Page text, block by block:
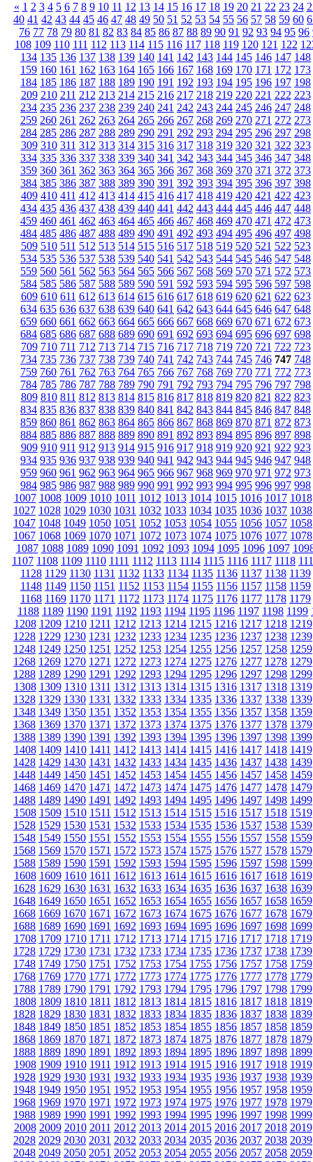
« 1 2 3 4 5 6 7 8 9 10 11 12 13 14 15 16 17 18 19 20 21 22 23 24
40 41 42 43 44 45 46 47 48 49 50 51 52 53 54 55 56 57 58 59 60
76 77 78 79 80 81 82 83 84 85 86 87 88 89 90 91 92 93 94 95 96
108 109 110 111 112 113 114 115 116 117 118 119 120 121 122
134 135 136 137 138 139 140 141 142 143 144 145 146 147 148
159 160 161 162 163 164 165 166 167 168 169 170 171 172 173
184 185 186 187 188 189 190 191 192 193 194 195 196 197 198
209 210 211 212 213 214 215 216 217 218 219 220 221 222 223
234 235 236 237 238 239 240 241 242 243 244 245 246 247 248
259 260 261 262 263 264 265 266 267 268 269 270 271 272 273
284 285 286 287 288 289 290 291 292 293 294 295 296 297 298
309 310 311 312 313 314 315 316 317 318 319 320 321 322 323
334 335 336 337 338 339 340 341 342 343 344 345 346 347 348
359 360 361 362 363 364 365 366 367 368 369 370 371 372 373
384 385 386 387 388 389 390 391 392 393 394 395 396 397 398
409 410 411 412 413 414 415 416 417 418 419 420 421 422 423
434 435 436 437 438 439 440 441 442 443 444 445 446 447 448
459 460 461 462 463 464 465 466 467 468 469 470 471 472 473
484 485 486 487 488 489 490 491 492 493 494 495 496 497 498
509 510 511 512 513 514 515 516 517 518 519 520 521 522 523
534 535 536 537 538 539 540 541 542 543 544 545 546 547 548
559 560 561 562 563 564 565 566 567 568 569 570 571 572 573
584 585 586 587 588 589 590 591 592 593 594 595 596 597 598
609 610 611 612 613 614 615 616 617 618 619 620 621 622 623
634 635 636 637 638 639 640 641 642 643 644 645 646 647 648
659 660 661 662 663 664 665 666 667 668 669 670 671 672 673
684 685 686 687 688 689 690 691 692 693 694 695 696 697 698
709 710 711 712 713 714 715 716 717 718 719 720 721 722 723
734 735 736 737 738 739 740 741 742 743 744 745 746 747 748
759 760 761 762 763 764 765 766 767 768 769 770 771 772 773
784 785 786 787 788 789 790 791 792 793 794 795 796 797 798
809 810 811 812 813 814 815 816 817 818 819 820 821 822 823
834 835 836 837 838 839 840 841 842 843 844 845 846 847 848
859 860 861 862 863 864 865 866 867 868 869 870 871 872 873
884 885 886 887 888 889 890 891 892 893 894 895 896 897 898
909 910 911 912 913 914 915 916 917 918 919 920 921 922 923
934 935 936 937 938 939 940 941 942 943 944 945 946 947 948
959 960 961 962 963 964 965 966 967 968 969 970 971 972 973
984 985 986 987 988 989 990 991 992 993 994 995 996 997 998
1007 1008 1009 1010 1011 1012 1013 1014 1015 1016 1017 1018
1027 1028 1029 1030 1031 1032 1033 1034 1035 1036 1037 1038
1047 1048 1049 1050 1051 1052 1053 1054 1055 1056 1057 1058
1067 1068 1069 1070 1071 1072 1073 1074 1075 1076 1077 1078
1087 1088 1089 1090 1091 1092 1093 1094 1095 1096 1097
1107 1108 1109 1110 1111 1112 1113 1114 1115 1116 1117 1118
1128 1129 1130 1131 1132 1133 1134 1135 1136 1137 1138 1139
1148 1149 1150 1151 1152 1153 1154 1155 1156 1157 1158 1159
1168 1169 1170 1171 1172 1173 1174 1175 1176 1177 1178 1179
1188 1189 1190 1191 1192 1193 1194 1195 1196 1197 1198 1199
1208 1209 1210 1211 1212 1213 1214 1215 1216 1217 1218 1219
1228 1229 1230 1231 1232 1233 1234 1235 1236 1237 1238 1239
1248 1249 1250 1251 1252 1253 1254 1255 1256 1257 1258 1259
1268 1269 1270 1271 1272 1273 1274 1275 1276 1277 1278 1279
1288 1289 1290 1291 1292 1293 1294 1295 1296 1297 1298 1299
1308 1309 1310 1311 1312 1313 1314 1315 1316 1317 1318 1319
1328 1329 1330 1331 1332 1333 1334 1335 1336 1337 1338 1339
1348 1349 1350 1351 1352 1353 1354 1355 1356 1357 1358 1359
1368 1369 1370 1371 1372 1373 1374 1375 1376 1377 1378 1379
1388 1389 1390 1391 1392 1393 1394 1395 1396 1397 1398 1399
1408 1409 1410 1411 1412 1413 1414 1415 1416 1417 1418 1419
1428 1429 1430 1431 1432 1433 1434 1435 1436 1437 1438 1439
1448 1449 1450 1451 1452 1453 1454 1455 1456 1457 1458 1459
1468 1469 1470 1471 1472 1473 1474 1475 1476 1477 1478 1479
1488 1489 1490 1491 1492 1493 1494 1495 1496 1497 1498 1499
1508 1509 1510 1511 1512 1513 1514 1515 1516 1517 1518 1519
1528 1529 1530 1531 1532 1533 1534 1535 1536 1537 1538 1539
1548 1549 1550 1551 1552 1553 1554 1555 1556 1557 1558 1559
1568 1569 1570 1571 1572 1573 1574 1575 1576 1577 1578 1579
1588 1589 1590 1591 1592 1593 1594 1595 1596 1597 1598 1599
1608 1609 1610 1611 1612 1613 1614 1615 1616 1617 1618 1619
1628 1629 1630 1631 1632 1633 1634 1635 1636 1637 1638 1639
1648 1649 1650 1651 1652 1653 1654 1655 1656 1657 1658 1659
1668 1669 1670 1671 1672 1673 1674 1675 1676 1677 1678 1679
1688 1689 1690 1691 1692 1693 1694 1695 1696 1697 1698 1699
1708 1709 1710 1711 1712 1713 1714 1715 1716 1717 1718 1719
1728 1729 1730 1731 1732 1733 1734 1735 1736 1737 1738 1739
1748 1749 1750 1751 1752 1753 1754 1755 1756 1757 1758 1759
1768 1769 1770 1771 1772 1773 1774 1775 1776 1777 1778 1779
1788 1789 1790 1791 1792 1793 1794 1795 1796 1797 1798 1799
1808 1809 1810 1811 1812 1813 1814 1815 1816 1817 1818 1819
1828 1829 1830 1831 1832 1833 1834 1835 1836 1837 1838 1839
1848 1849 1850 1851 1852 1853 1854 1855 1856 1857 1858 1859
1868 1869 1870 1871 1872 1873 1874 1875 1876 1877 1878 1879
1888 1889 1890 1891 1892 1893 1894 1895 1896 1897 1898 1899
1908 1909 1910 1911 1912 1913 1914 1915 1916 1917 1918 1919
1928 1929 1930 1931 1932 1933 1934 1935 1936 1937 1938 1939
1948 1949 1950 1951 1952 1953 1954 1955 1956 1957 1958 1959
1968 1969 1970 1971 1972 1973 1974 1975 1976 1977 1978 1979
1988 1989 1990 1991 1992 1993 1994 1995 1996 1997 1998 1999
2008 2009 2010 2011 2012 2013 2014 2015 2016 2017 2018 2019
2028 2029 2030 2031 2032 2033 2034 2035 2036 2037 2038 2039
2048 2049 2050 2051 2052 2053 2054 2055 2056 2057 2058 2059